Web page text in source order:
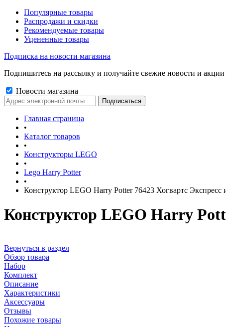
Популярные товары
Распродажи и скидки
Рекомендуемые товары
Уцененные товары
Подписка на новости магазина
Подпишитесь на рассылку и получайте свежие новости и акции
Новости магазина
Главная страница
•
Каталог товаров
•
Конструкторы LEGO
•
Lego Harry Potter
•
Конструктор LEGO Harry Potter 76423 Хогвартс
Конструктор LEGO Harry
Вернуться в раздел
Обзор товара
Набор
Комплект
Описание
Характеристики
Аксессуары
Отзывы
Похожие товары